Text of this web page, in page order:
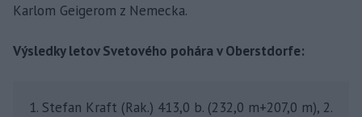
Karlom Geigerom z Nemecka.
Výsledky letov Svetového pohára v Oberstdorfe:
1. Stefan Kraft (Rak.) 413,0 b. (232,0 m+207,0 m), 2.